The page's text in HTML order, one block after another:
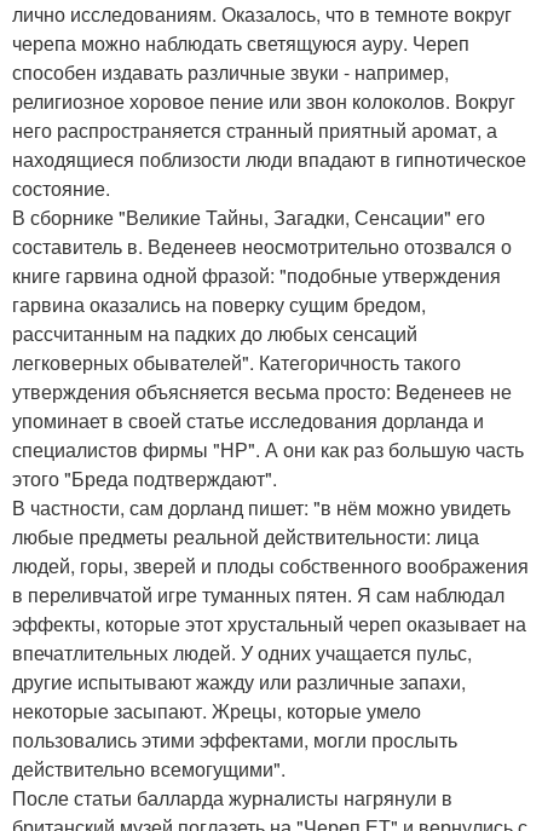
лично исследованиям. Оказалось, что в темноте вокруг
черепа можно наблюдать светящуюся ауру. Череп
способен издавать различные звуки - например,
религиозное хоровое пение или звон колоколов. Вокруг
него распространяется странный приятный аромат, а
находящиеся поблизости люди впадают в гипнотическое
состояние.
В сборнике "Великие Тайны, Загадки, Сенсации" его
составитель в. Веденеев неосмотрительно отозвался о
книге гарвина одной фразой: "подобные утверждения
гарвина оказались на поверку сущим бредом,
рассчитанным на падких до любых сенсаций
легковерных обывателей". Категоричность такого
утверждения объясняется весьма просто: Beденеев не
упоминает в своей статье исследования дорланда и
специалистов фирмы "НР". А они как раз большую часть
этого "Бреда подтверждают".
В частности, сам дорланд пишет: "в нём можно увидеть
любые предметы реальной действительности: лица
людей, горы, зверей и плоды собственного воображения
в переливчатой игре туманных пятен. Я сам наблюдал
эффекты, которые этот хрустальный череп оказывает на
впечатлительных людей. У одних учащается пульс,
другие испытывают жажду или различные запахи,
некоторые засыпают. Жрецы, которые умело
пользовались этими эффектами, могли прослыть
действительно всемогущими".
После статьи балларда журналисты нагрянули в